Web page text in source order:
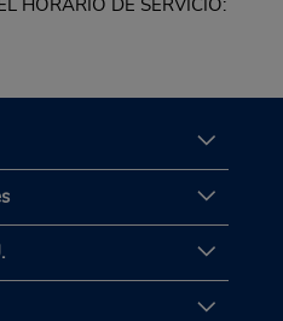
HORARIO DE SERVICIO: